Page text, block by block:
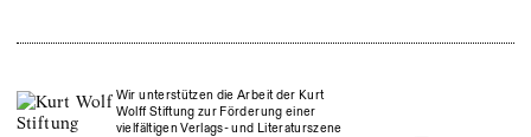
Wir unterstützen die Arbeit der Kurt
Wolff Stiftung zur Förderung einer
vielfältigen Verlags- und Literaturszene